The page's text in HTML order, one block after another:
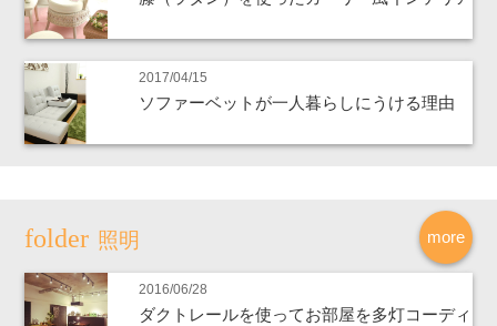
2017/04/15
ソファーベットが一人暮らしにうける理由
more
照明
2016/06/28
ダクトレールを使ってお部屋を多灯コーディ